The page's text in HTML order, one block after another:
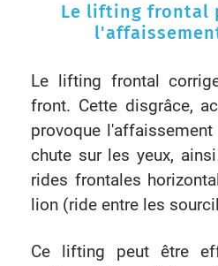
Le lifting frontal
Le lifting frontal
front. Cette disgrâce,
provoque
chute sur les yeux,
rides frontales
lion (ride entre les
Ce lifting peut être